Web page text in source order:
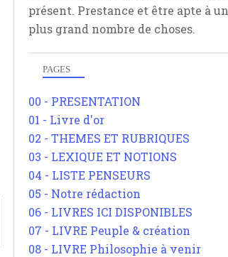
présent. Prestance et être apte à un
plus grand nombre de choses.
PAGES
00 - PRESENTATION
01 - Livre d'or
02 - THEMES ET RUBRIQUES
03 - LEXIQUE ET NOTIONS
04 - LISTE PENSEURS
05 - Notre rédaction
06 - LIVRES ICI DISPONIBLES
07 - LIVRE Peuple & création
08 - LIVRE Philosophie à venir